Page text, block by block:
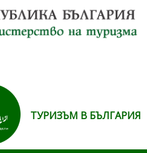
ТУРИЗЪМ В БЪЛГАРИЯ